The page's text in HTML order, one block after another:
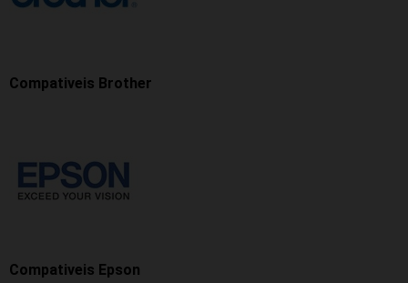
Compativeis Brother
Compativeis Epson